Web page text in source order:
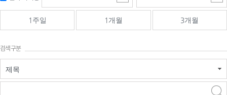
작
일
선
료
선
1주일 1개월 3개월
검색구분
제목